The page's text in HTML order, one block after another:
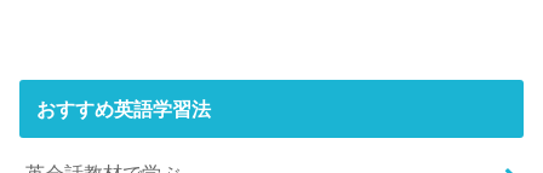
おすすめ英語学習法